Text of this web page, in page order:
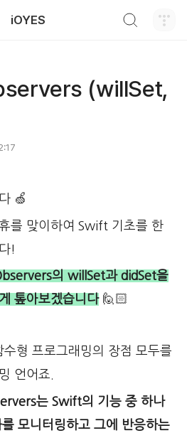
iOYES
(willSet,
🍏
를 맞이하여 Swift 기초를 한
!
의 willSet과 didSet을
톺아보겠습니다🙋🏻
형 프로그래밍의 장점 모두를
언어죠.
는 Swift의 기능 중 하나
모니터링하고 그에 반응하는